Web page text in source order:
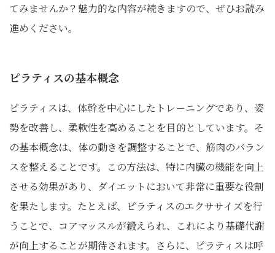
てみませんか？魅力的な内容が続きますので、ぜひお読み
進めください。
ピラティスの基本概念
ピラティスは、体幹を中心にしたトレーニングであり、姿
勢を改善し、柔軟性を高めることを目的としています。そ
の基本概念は、体の動きを調整することで、筋肉のバラン
スを整えることです。この方法は、特に内臓の機能を向上
させる効果があり、ダイエットにおいて非常に重要な役割
を果たします。たとえば、ピラティスのエクササイズを行
うことで、コアマッスルが鍛えられ、これにより基礎代謝
が向上することが期待されます。さらに、ピラティスは呼